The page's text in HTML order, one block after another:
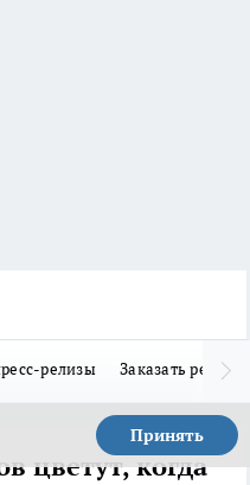
релизы Заказать
Принять
цветут, когда